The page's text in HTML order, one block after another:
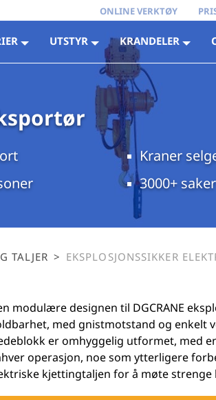
ONLINE VERKTØY
UTSTYR KRANDELER
Kraner
3000+
TALJER > EKSPLOSJONSSIKKER
modulære designen til DGCRANE
med gnistmotstand og enkelt
er omhyggelig utformet, med
operasjon, noe som ytterligere
kjettingtaljen for å møte